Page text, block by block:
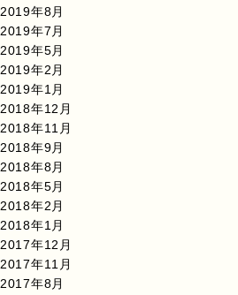
2019年8月
2019年7月
2019年5月
2019年2月
2019年1月
2018年12月
2018年11月
2018年9月
2018年8月
2018年5月
2018年2月
2018年1月
2017年12月
2017年11月
2017年8月